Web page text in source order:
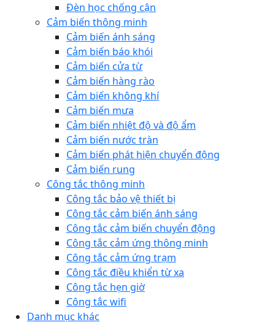
Đèn học chống cận
Cảm biến thông minh
Cảm biến ánh sáng
Cảm biến báo khói
Cảm biến cửa từ
Cảm biến hàng rào
Cảm biến không khí
Cảm biến mưa
Cảm biến nhiệt độ và độ ẩm
Cảm biến nước tràn
Cảm biến phát hiện chuyển động
Cảm biến rung
Công tắc thông minh
Công tắc bảo vệ thiết bị
Công tắc cảm biến ánh sáng
Công tắc cảm biến chuyển động
Công tắc cảm ứng thông minh
Công tắc cảm ứng trạm
Công tắc điều khiển từ xa
Công tắc hẹn giờ
Công tắc wifi
Danh mục khác